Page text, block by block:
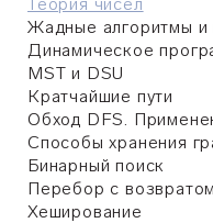
Жадные алгоритмы и
Динамическое
MST и DSU
Кратчайшие пути
Обход DFS.
Способы хранения
Бинарный поиск
Перебор с
Хеширование